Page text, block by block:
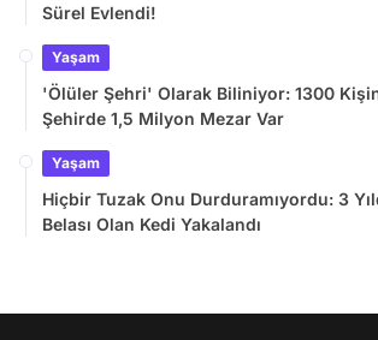
Sürel Evlendi!
Yaşam
'Ölüler Şehri' Olarak Biliniyor: 1300
Şehirde 1,5 Milyon Mezar Var
Yaşam
Hiçbir Tuzak Onu Durduramıyordu: 3
Belası Olan Kedi Yakalandı